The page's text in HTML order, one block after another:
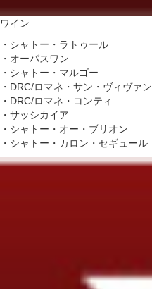
ワイン
・シャトー・ラトゥール
・オーパスワン
・シャトー・マルゴー
・DRC/ロマネ・サン・ヴィヴァン
・DRC/ロマネ・コンティ
・サッシカイア
・シャトー・オー・ブリオン
・シャトー・カロン・セギュール